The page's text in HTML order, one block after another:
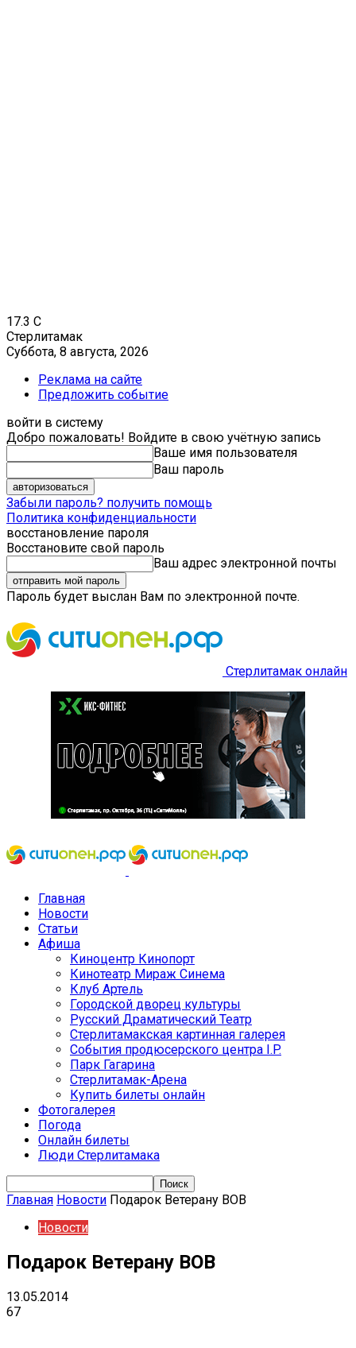
17.3 C
Стерлитамак
Суббота, 8 августа, 2026
Реклама на сайте
Предложить событие
войти в систему
Добро пожаловать! Войдите в свою учётную запись
Ваше имя пользователя
Ваш пароль
Забыли пароль? получить помощь
Политика конфиденциальности
восстановление пароля
Восстановите свой пароль
Ваш адрес электронной почты
Пароль будет выслан Вам по электронной почте.
Стерлитамак онлайн
Главная
Новости
Статьи
Афиша
Киноцентр Кинопорт
Кинотеатр Мираж Синема
Клуб Артель
Городской дворец культуры
Русский Драматический Театр
Стерлитамакская картинная галерея
События продюсерского центра I.P.
Парк Гагарина
Стерлитамак-Арена
Купить билеты онлайн
Фотогалерея
Погода
Онлайн билеты
Люди Стерлитамака
Главная Новости Подарок Ветерану ВОВ
Новости
Подарок Ветерану ВОВ
13.05.2014
67